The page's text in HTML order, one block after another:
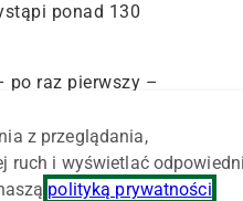
ponad 130
po raz pierwszy –
z przeglądania,
ruch i wyświetlać
polityką prywatności